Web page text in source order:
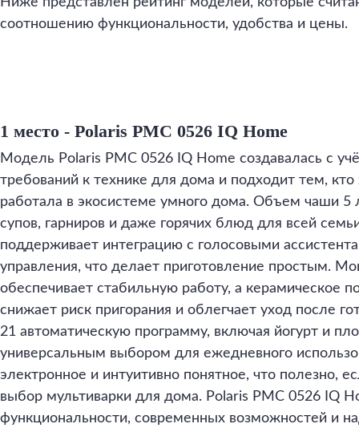
соотношению функциональности, удобства и цены.
1 место - Polaris PMC 0526 IQ Home
Модель Polaris PMC 0526 IQ Home создавалась с
требований к технике для дома и подходит тем, кто
работала в экосистеме умного дома. Объем чаши 5
супов, гарниров и даже горячих блюд для всей
поддерживает интеграцию с голосовыми
управления, что делает приготовление простым.
обеспечивает стабильную работу, а керамическое
снижает риск пригорания и облегчает уход после
21 автоматическую программу, включая йогурт и
универсальным выбором для ежедневного
электронное и интуитивно понятное, что полезно,
выбор мультиварки для дома. Polaris PMC 0526 IQ
функциональности, современных возможностей и